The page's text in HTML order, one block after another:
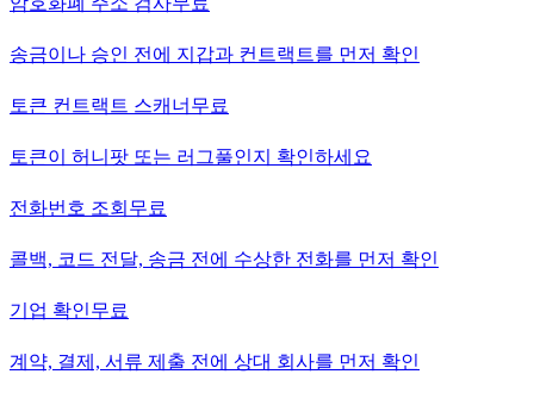
송금이나 승인 전에 지갑과 컨트랙트를 먼저 확인
토큰 컨트랙트 스캐너 무료
토큰이 허니팟 또는 러그풀인지 확인하세요
전화번호 조회 무료
콜백, 코드 전달, 송금 전에 수상한 전화를 먼저 확인
기업 확인무료
계약, 결제, 서류 제출 전에 상대 회사를 먼저 확인